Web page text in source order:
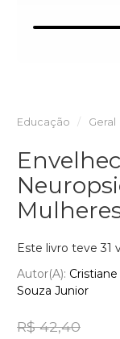
Educação Geral
Este livro teve 31
Autor(a):
Souza Junior
R$ 42,40